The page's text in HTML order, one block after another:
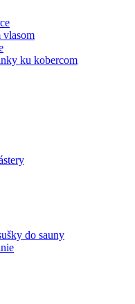
vlasom
ku kobercom
do sauny